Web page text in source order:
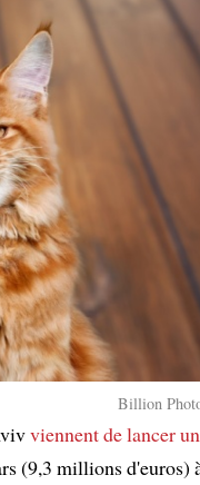
Billion
viennent de lancer
(9,3 millions d'euros)